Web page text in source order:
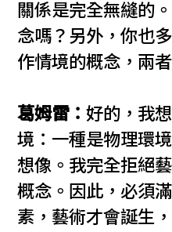
關係是完全無縫的
念嗎？另外，你也
作情境的概念，兩
葛姆雷：好的，我
境：一種是物理環
想像。我完全拒絕
概念。因此，必須
素，藝術才會誕生